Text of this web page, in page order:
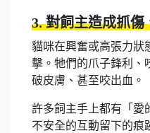
3. 對飼主造成抓傷
貓咪在興奮或高張力狀
擊。牠們的爪子鋒利、
破皮膚、甚至咬出血。
許多飼主手上都有「愛
不安全的互動留下的痕